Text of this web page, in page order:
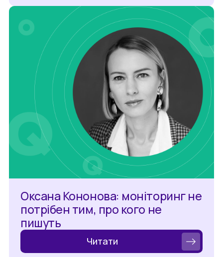
Оксана Кононова: моніторинг не
потрібен тим, про кого не
пишуть
Читати